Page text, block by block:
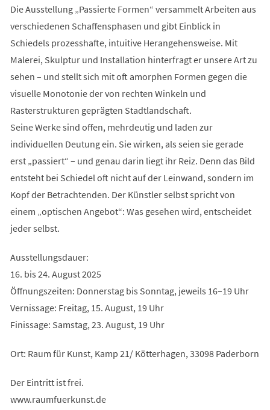
Die Ausstellung „Passierte Formen“ versammelt Arbeiten aus
verschiedenen Schaffensphasen und gibt Einblick in
Schiedels prozesshafte, intuitive Herangehensweise. Mit
Malerei, Skulptur und Installation hinterfragt er unsere Art zu
sehen – und stellt sich mit oft amorphen Formen gegen die
visuelle Monotonie der von rechten Winkeln und
Rasterstrukturen geprägten Stadtlandschaft.
Seine Werke sind offen, mehrdeutig und laden zur
individuellen Deutung ein. Sie wirken, als seien sie gerade
erst „passiert“ – und genau darin liegt ihr Reiz. Denn das Bild
entsteht bei Schiedel oft nicht auf der Leinwand, sondern im
Kopf der Betrachtenden. Der Künstler selbst spricht von
einem „optischen Angebot“: Was gesehen wird, entscheidet
jeder selbst.
Ausstellungsdauer:
16. bis 24. August 2025
Öffnungszeiten: Donnerstag bis Sonntag, jeweils 16–19 Uhr
Vernissage: Freitag, 15. August, 19 Uhr
Finissage: Samstag, 23. August, 19 Uhr
Ort: Raum für Kunst, Kamp 21/ Kötterhagen, 33098 Paderborn
Der Eintritt ist frei.
www.raumfuerkunst.de